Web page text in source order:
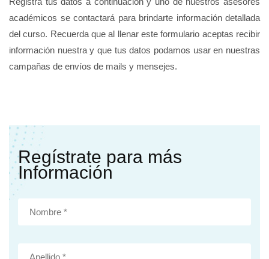
académicos se contactará para brindarte información detallada
del curso. Recuerda que al llenar este formulario aceptas recibir
información nuestra y que tus datos podamos usar en nuestras
campañas de envíos de mails y mensejes.
Regístrate para más
Información